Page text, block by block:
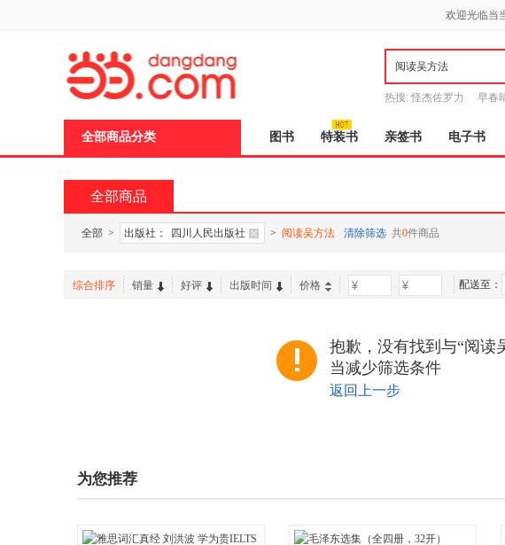
欢迎光临当
热搜: 怪杰佐罗力 早春
全部商品分类 图书 特装书 亲签书 电子书
全部商品
全部 > 出版社： 四川人民出版社 > 阅读吴方法 清除筛选 共0件商品
综合排序 销量 好评 出版时间 价格 - 配送至：
抱歉，没有找到与“阅读
当减少筛选条件
返回上一步
为您推荐
页